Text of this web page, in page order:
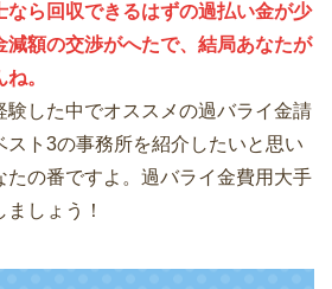
なら回収できるはずの過払い金が少
減額の交渉がへたで、結局あなたが
。
験した中でオススメの過バライ金請
スト3の事務所を紹介したいと思い
たの番ですよ。過バライ金費用大手
しょう！